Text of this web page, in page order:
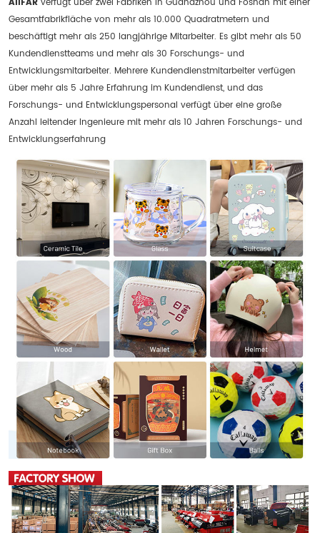
Gesamtfabrikfläche von mehr als 10.000 Quadratmetern und
beschäftigt mehr als 250 langjährige Mitarbeiter. Es gibt mehr als 50
Kundendienstteams und mehr als 30 Forschungs- und
Entwicklungsmitarbeiter. Mehrere Kundendienstmitarbeiter verfügen
über mehr als 5 Jahre Erfahrung im Kundendienst, und das
Forschungs- und Entwicklungspersonal verfügt über eine große
Anzahl leitender Ingenieure mit mehr als 10 Jahren Forschungs- und
Entwicklungserfahrung